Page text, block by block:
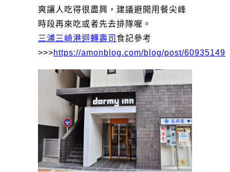
爽讓人吃得很盡興，建議避開用餐尖峰
時段再來吃或者先去排隊喔。
三浦三崎港迴轉壽司 食記參考
>>>https://amonblog.com/blog/post/60935149